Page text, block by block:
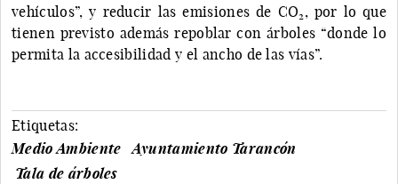
vehículos”, y reducir las emisiones de CO2, por lo que
tienen previsto además repoblar con árboles “donde lo
permita la accesibilidad y el ancho de las vías”.
Etiquetas:
Medio Ambiente
Ayuntamiento Tarancón
Tala de árboles